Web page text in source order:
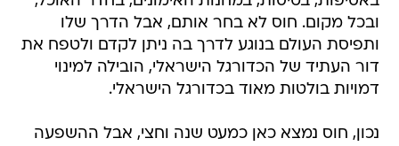
ובכל מקום. חוס לא בחר אותם, אבל הדרך שלו
ותפיסת העולם בנוגע לדרך בה ניתן לקדם ולטפח את
דור העתיד של הכדורגל הישראלי, הובילה למינוי
דמויות בולטות מאוד בכדורגל הישראלי.
נכון, חוס נמצא כאן כמעט שנה וחצי, אבל ההשפעה